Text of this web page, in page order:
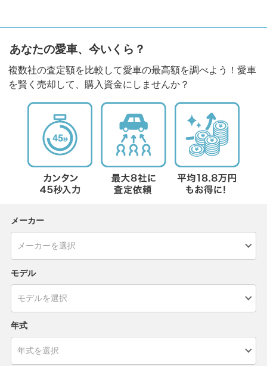
あなたの愛車、今いくら？
複数社の査定額を比較して愛車の最高額を調べよう！愛車
を賢く売却して、購入資金にしませんか？
メーカー
モデル
年式